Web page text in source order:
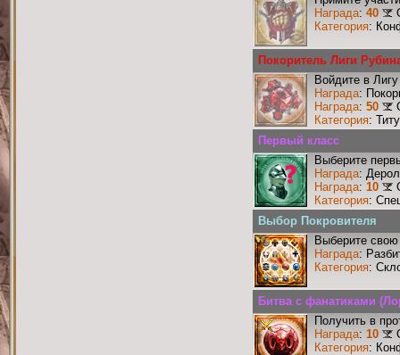
Награда: 40
Категория:
Покоритель Лиги
Войдите в
Награда:
Награда: 50
Категория:
Первый класс
Выберите
Награда:
Награда: 10
Категория:
Выбор Покровителя
Выберите свою
Награда:
Категория:
Битва с фанатиками
Получить в
Награда: 10
Категория: